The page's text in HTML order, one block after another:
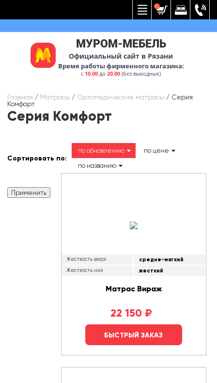
0
МУРОМ-МЕБЕЛЬ
Официальный сайт в Рязани
Время работы фирменного магазина:
с 10.00 до20.00 (без выходных)
Главная / Матрасы / Ортопедические матрасы / Серия
Комфорт
Серия Комфорт
Сортировать по:
по обновлению по цене
по названию
Жесткость верх средне-мягкий
Жесткость низ жесткий
Матрас Вираж
22 150 ₽
БЫСТРЫЙ ЗАКАЗ